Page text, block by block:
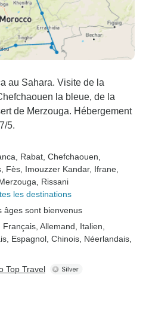
au Sahara. Visite de la
la bleue, de la
de Merzouga. Hébergement
5.
, Rabat , Chefchaouen
, Fès , Imouzzer Kandar, Ifrane
Merzouga , Rissani
les destinations
âges sont bienvenus
Français, Allemand, Italien,
Espagnol, Chinois, Néerlandais,
Top Travel